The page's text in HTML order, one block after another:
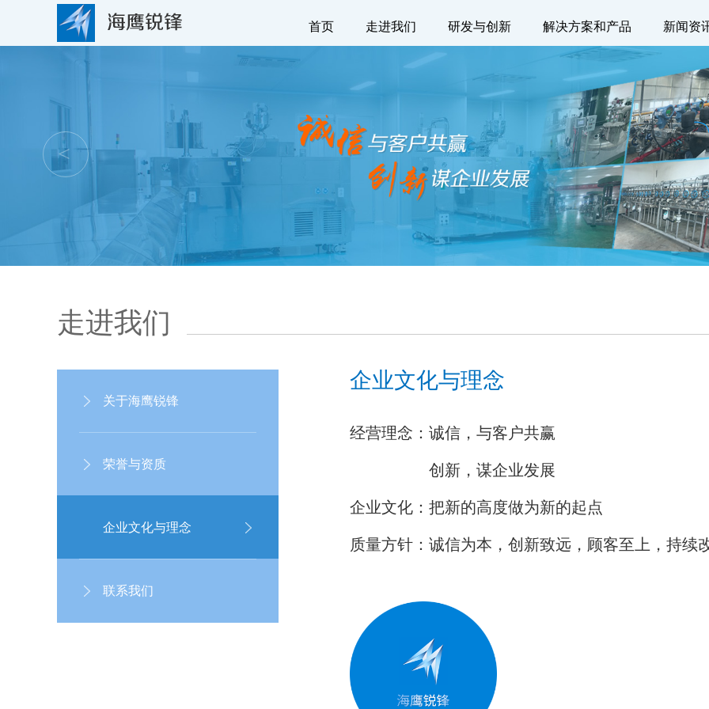
首页 走进我们 研发与创新 解决方案和产品 新闻资
<
走进我们
关于海鹰锐锋
荣誉与资质
企业文化与理念
联系我们
企业文化与理念
经营理念：诚信，与客户共赢
创新，谋企业发展
企业文化：把新的高度做为新的起点
质量方针：诚信为本，创新致远，顾客至上，持续